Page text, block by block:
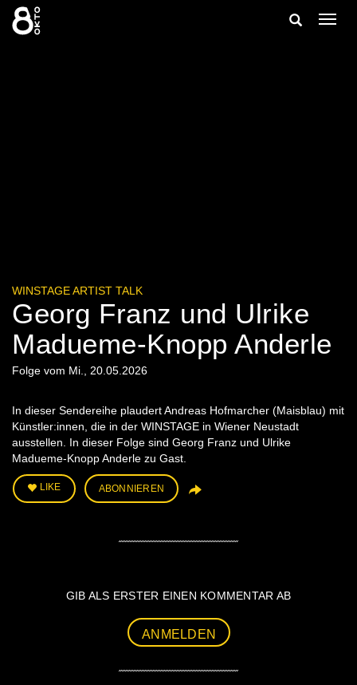
Zum
Inhalt
springen
Suche
WINSTAGE ARTIST TALK
Georg Franz und Ulrike
Madueme-Knopp Anderle
Folge vom Mi., 20.05.2026
In dieser Sendereihe plaudert Andreas Hofmarcher (Maisblau) mit
Künstler:innen, die in der WINSTAGE in Wiener Neustadt
ausstellen. In dieser Folge sind Georg Franz und Ulrike
Madueme-Knopp Anderle zu Gast.
LIKE ABONNIEREN
GIB ALS ERSTER EINEN KOMMENTAR AB
ANMELDEN